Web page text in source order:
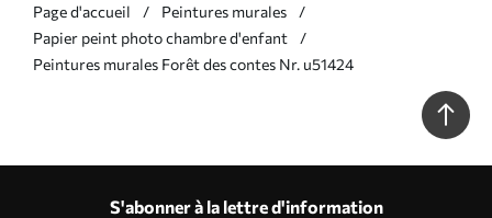
Page d'accueil
Peintures murales
Papier peint photo chambre d'enfant
Peintures murales Forêt des contes Nr. u51424
S'abonner à la lettre d'information